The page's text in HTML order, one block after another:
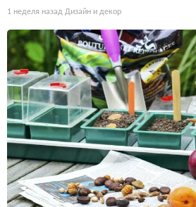
1 неделя назад Дизайн и декор